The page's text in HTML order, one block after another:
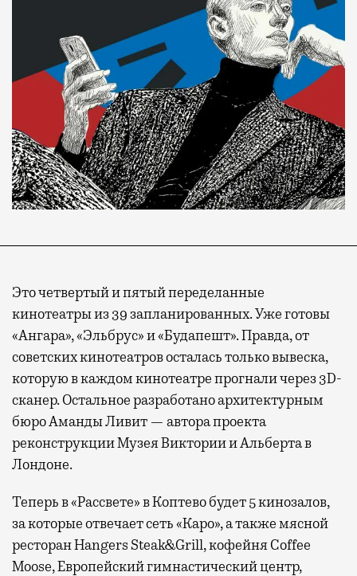
Это четвертый и пятый переделанные
кинотеатры из 39 запланированных. Уже готовы
«Ангара», «Эльбрус» и «Будапешт». Правда, от
советских кинотеатров осталась только вывеска,
которую в каждом кинотеатре прогнали через 3D-
сканер. Остальное разработано архитектурным
бюро Аманды Ливит — автора проекта
реконструкции Музея Виктории и Альберта в
Лондоне.
Теперь в «Рассвете» в Коптево будет 5 кинозалов,
за которые отвечает сеть «Каро», а также мясной
ресторан Hangers Steak&Grill, кофейня Coffee
Moose, Европейский гимнастический центр,